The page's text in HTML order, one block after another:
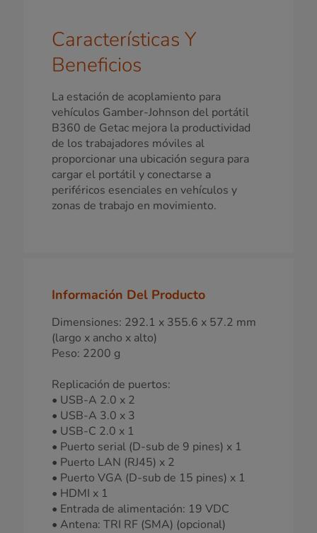
Características Y
Beneficios
La estación de acoplamiento para
vehículos Gamber-Johnson del portátil
B360 de Getac mejora la productividad
de los trabajadores móviles al
proporcionar una ubicación segura para
cargar el portátil y conectarse a
periféricos esenciales en vehículos y
zonas de trabajo en movimiento.
Información Del Producto
Dimensiones: 292.1 x 355.6 x 57.2 mm
(largo x ancho x alto)
Peso: 2200 g
Replicación de puertos:
• USB-A 2.0 x 2
• USB-A 3.0 x 3
• USB-C 2.0 x 1
• Puerto serial (D-sub de 9 pines) x 1
• Puerto LAN (RJ45) x 2
• Puerto VGA (D-sub de 15 pines) x 1
• HDMI x 1
• Entrada de alimentación: 19 VDC
• Antena: TRI RF (SMA) (opcional)